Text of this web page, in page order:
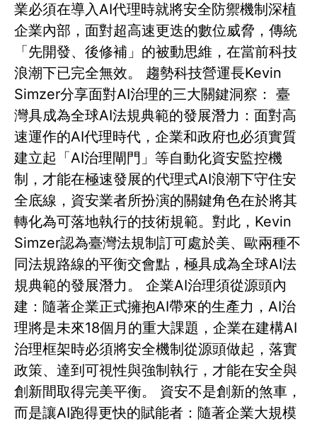
業必須在導入AI代理時就將安全防禦機制深植
企業內部，面對超高速更迭的數位威脅，傳統
「先開發、後修補」的被動思維，在當前科技
浪潮下已完全無效。 趨勢科技營運長Kevin
Simzer分享面對AI治理的三大關鍵洞察： 臺
灣具成為全球AI法規典範的發展潛力：面對高
速運作的AI代理時代，企業和政府也必須實質
建立起「AI治理閘門」等自動化資安監控機
制，才能在極速發展的代理式AI浪潮下守住安
全底線，資安業者所扮演的關鍵角色在於將其
轉化為可落地執行的技術規範。對此，Kevin
Simzer認為臺灣法規制訂可處於美、歐兩種不
同法規路線的平衡交會點，極具成為全球AI法
規典範的發展潛力。 企業AI治理須從源頭內
建：隨著企業正式擁抱AI帶來的生產力，AI治
理將是未來18個月的重大課題，企業在建構AI
治理框架時必須將安全機制從源頭做起，落實
政策、達到可視性與強制執行，才能在安全與
創新間取得完美平衡。 資安不是創新的煞車，
而是讓AI跑得更快的賦能者：隨著企業大規模